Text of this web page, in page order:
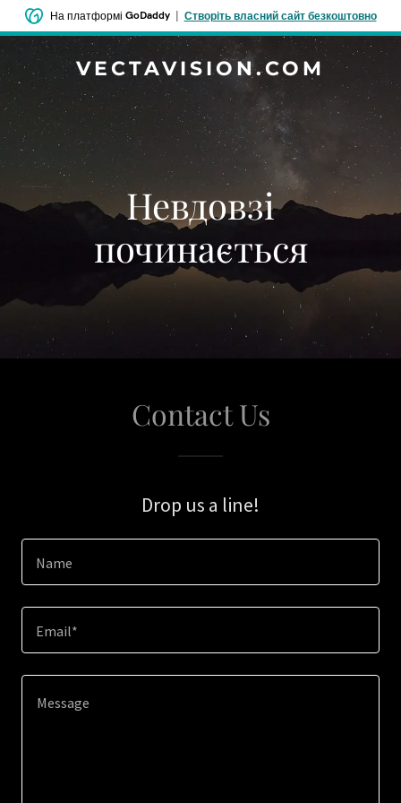
На платформі GoDaddy| Створіть власний сайт безкоштовно
VECTAVISION.COM
Невдовзі
починається
Contact Us
Drop us a line!
Name
Email*